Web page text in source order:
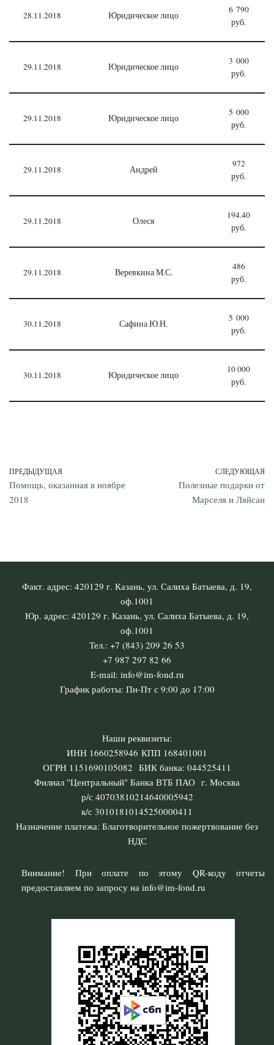
28.11.2018 Юридическое лицо
6 790
руб.
29.11.2018 Юридическое лицо
3 000
руб.
29.11.2018 Юридическое лицо
5 000
руб.
29.11.2018 Андрей
972
руб.
29.11.2018 Олеся
194.40
руб.
29.11.2018 Веревкина М.С.
486
руб.
30.11.2018 Сафина Ю.Н.
5 000
руб.
30.11.2018 Юридическое лицо
10 000
руб.
ПРЕДЫДУЩАЯ
Помощь, оказанная в ноябре
2018
СЛЕДУЮЩАЯ
Полезные подарки от
Марселя и Ляйсан
Факт. адрес: 420129 г. Казань, ул. Салиха Батыева, д. 19,
оф.1001
Юр. адрес: 420129 г. Казань, ул. Салиха Батыева, д. 19,
оф.1001
Тел.: +7 (843) 209 26 53
+7 987 297 82 66
E-mail: info@im-fond.ru
График работы: Пн-Пт с 9:00 до 17:00
Наши реквизиты:
ИНН 1660258946 КПП 168401001
ОГРН 1151690105082 БИК банка: 044525411
Филиал "Центральный" Банка ВТБ ПАО г. Москва
р/с 40703810214640005942
к/с 30101810145250000411
Назначение платежа: Благотворительное пожертвование без
НДС
Внимание! При оплате по этому QR-коду отчеты
предоставляем по запросу на info@im-fond.ru